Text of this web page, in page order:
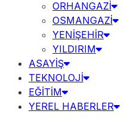
ORHANGAZİ
OSMANGAZİ
YENİŞEHİR
YILDIRIM
ASAYİŞ
TEKNOLOJİ
EĞİTİM
YEREL HABERLER